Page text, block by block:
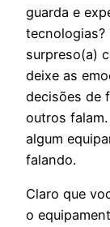
guarda e
tecnologias?
surpreso(a)
deixe as
decisões de
outros
algum
falando.
Claro que
o